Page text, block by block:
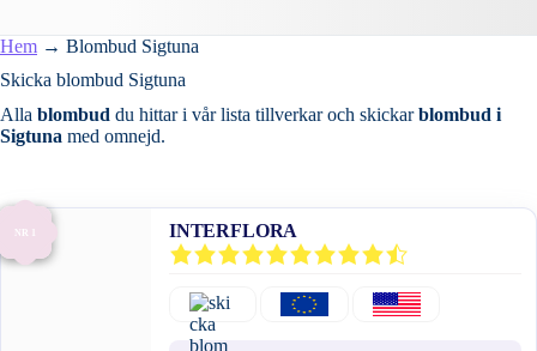
Hem → Blombud Sigtuna
Skicka blombud Sigtuna
Alla blombud du hittar i vår lista tillverkar och skickarblombud i
Sigtuna med omnejd.
NR 1 INTERFLORA